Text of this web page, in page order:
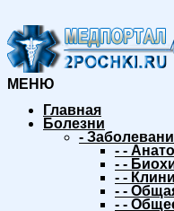
МЕНЮ
Главная
Болезни
-
- -
- -
- -
- -
- -